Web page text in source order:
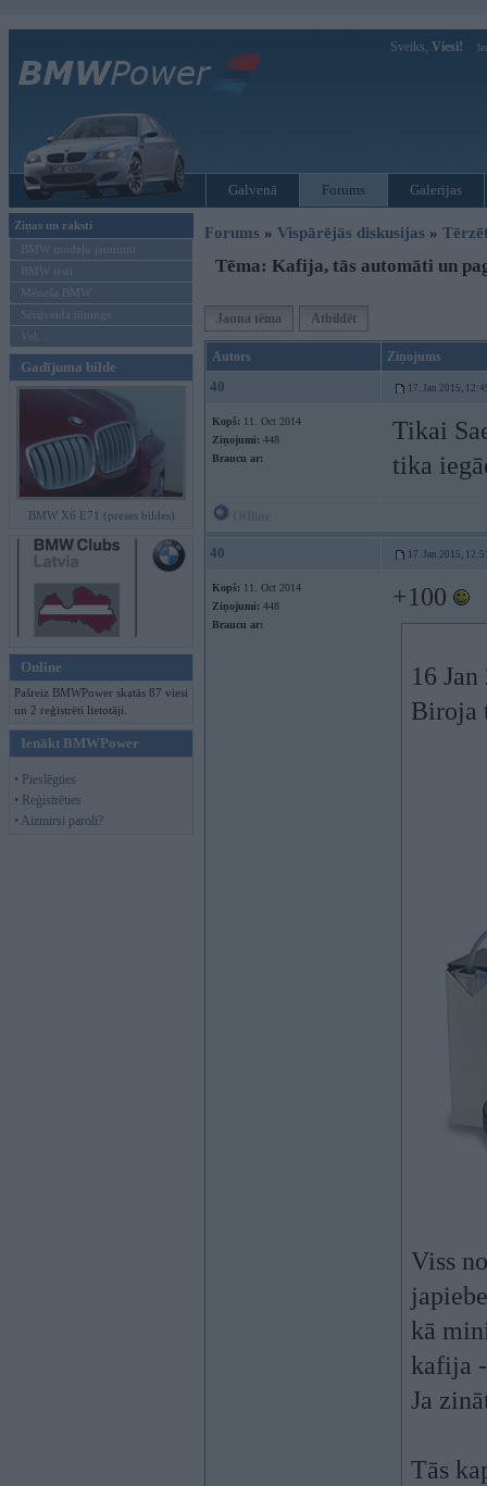
Sveiks, Viesi!
Galvenā Forums Galerijas
Ziņas un raksti
BMW modeļu jaunumi
BMW testi
Mēneša BMW
Sērijveida tūnings
Vel...
Gadījuma bilde
BMW X6 E71 (preses bildes)
Online
Pašreiz BMWPower skatās 87 viesi
un 2 reģistrēti lietotāji.
Ienākt BMWPower
• Pieslēgties
• Reģistrēties
• Aizmirsi paroli?
Forums » Vispārējās diskusijas »
Tēma: Kafija, tās automāti un
Jauna tēma Atbildēt
Autors Ziņojums
40 17. Jan 2015,
Kopš: 11. Oct 2014
Ziņojumi: 448
Braucu ar:
Tikai
tika
40 17. Jan 2015,
Kopš: 11. Oct 2014
Ziņojumi: 448
Braucu ar:
+100
16
Biroja
Viss
kā
kafija
Ja
Tās